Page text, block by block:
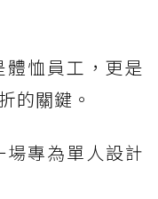
恤員工，更是
的關鍵。
專為單人設計